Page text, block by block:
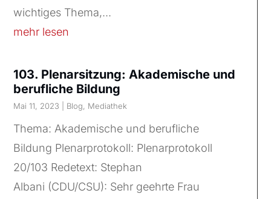
wichtiges Thema,...
mehr lesen
103. Plenarsitzung: Akademische und
berufliche Bildung
Mai 11, 2023 Blog, Mediathek
Thema: Akademische und berufliche
Bildung Plenarprotokoll: Plenarprotokoll
20/103 Redetext: Stephan
Albani (CDU/CSU): Sehr geehrte Frau